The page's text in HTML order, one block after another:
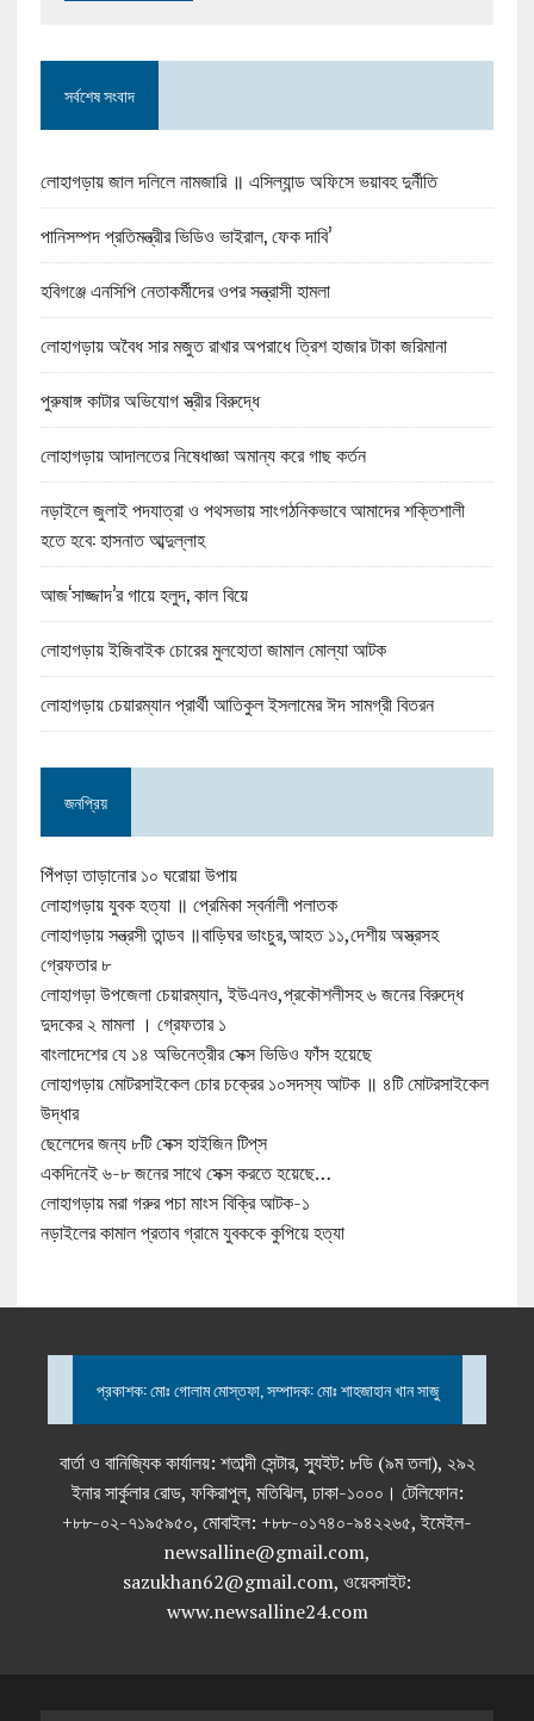
সর্বশেষ সংবাদ
লোহাগড়ায় জাল দলিলে নামজারি ॥ এসিল্যান্ড অফিসে ভয়াবহ দুর্নীতি
পানিসম্পদ প্রতিমন্ত্রীর ভিডিও ভাইরাল, ফেক দাবি’
হবিগঞ্জে এনসিপি নেতাকর্মীদের ওপর সন্ত্রাসী হামলা
লোহাগড়ায় অবৈধ সার মজুত রাখার অপরাধে ত্রিশ হাজার টাকা জরিমানা
পুরুষাঙ্গ কাটার অভিযোগ স্ত্রীর বিরুদ্ধে
লোহাগড়ায় আদালতের নিষেধাজ্ঞা অমান্য করে গাছ কর্তন
নড়াইলে জুলাই পদযাত্রা ও পথসভায় সাংগঠনিকভাবে আমাদের শক্তিশালী
হতে হবে: হাসনাত আব্দুল্লাহ
আজ‘সাজ্জাদ’র গায়ে হলুদ, কাল বিয়ে
লোহাগড়ায় ইজিবাইক চোরের মুলহোতা জামাল মোল্যা আটক
লোহাগড়ায় চেয়ারম্যান প্রার্থী আতিকুল ইসলামের ঈদ সামগ্রী বিতরন
জনপ্রিয়
পিঁপড়া তাড়ানোর ১০ ঘরোয়া উপায়
লোহাগড়ায় যুবক হত্যা ॥ প্রেমিকা স্বর্নালী পলাতক
লোহাগড়ায় সন্ত্রসী তান্ডব ॥বাড়িঘর ভাংচুর,আহত ১১,দেশীয় অস্ত্রসহ
গ্রেফতার ৮
লোহাগড়া উপজেলা চেয়ারম্যান, ইউএনও,প্রকৌশলীসহ ৬ জনের বিরুদ্ধে
দুদকের ২ মামলা । গ্রেফতার ১
বাংলাদেশের যে ১৪ অভিনেত্রীর সেক্স ভিডিও ফাঁস হয়েছে
লোহাগড়ায় মোটরসাইকেল চোর চক্রের ১০সদস্য আটক ॥ ৪টি মোটরসাইকেল
উদ্ধার
ছেলেদের জন্য ৮টি সেক্স হাইজিন টিপ্‌স
একদিনেই ৬-৮ জনের সাথে সেক্স করতে হয়েছে…
লোহাগড়ায় মরা গরুর পচা মাংস বিক্রি আটক-১
নড়াইলের কামাল প্রতাব গ্রামে যুবককে কুপিয়ে হত্যা
প্রকাশক: মোঃ গোলাম মোস্তফা, সম্পাদক: মোঃ শাহজাহান খান সাজু
বার্তা ও বানিজ্যিক কার্যালয়: শতাব্দী সেন্টার, স্যুইট: ৮ডি (৯ম তলা), ২৯২
ইনার সার্কুলার রোড, ফকিরাপুল, মতিঝিল, ঢাকা-১০০০। টেলিফোন:
+৮৮-০২-৭১৯৫৯৫০, মোবাইল: +৮৮-০১৭৪০-৯৪২২৬৫, ইমেইল-
newsalline@gmail.com,
sazukhan62@gmail.com, ওয়েবসাইট:
www.newsalline24.com